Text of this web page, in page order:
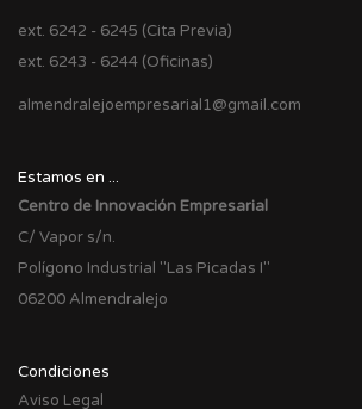
ext. 6242 - 6245 (Cita Previa)
ext. 6243 - 6244 (Oficinas)
almendralejoempresarial1@gmail.com
Estamos en ...
Centro de Innovación Empresarial
C/ Vapor s/n.
Polígono Industrial "Las Picadas I"
06200 Almendralejo
Condiciones
Aviso Legal